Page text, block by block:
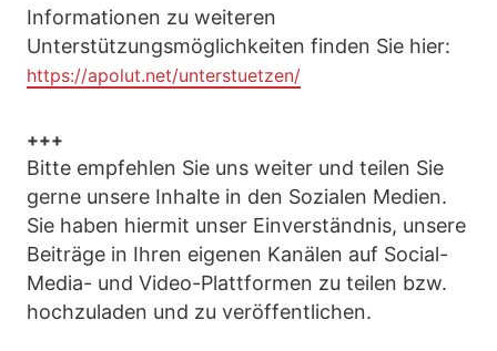
Informationen zu weiteren
Unterstützungsmöglichkeiten finden Sie hier:
https://apolut.net/unterstuetzen/
+++
Bitte empfehlen Sie uns weiter und teilen Sie
gerne unsere Inhalte in den Sozialen Medien.
Sie haben hiermit unser Einverständnis, unsere
Beiträge in Ihren eigenen Kanälen auf Social-
Media- und Video-Plattformen zu teilen bzw.
hochzuladen und zu veröffentlichen.